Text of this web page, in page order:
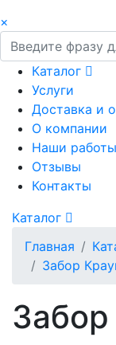
×
Каталог
Услуги
Доставка и
О компании
Наши работы
Отзывы
Контакты
Каталог
Главная
Забор